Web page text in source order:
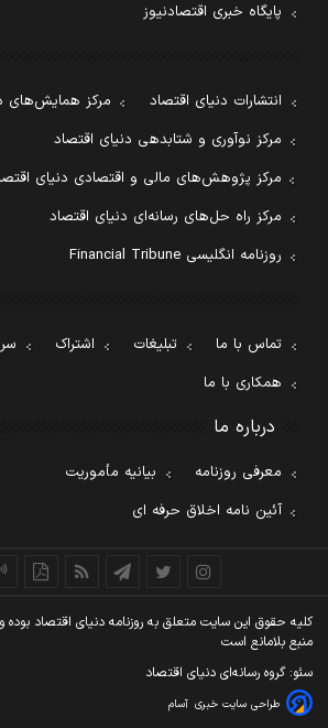
پایگاه خبری اقتصادنیوز
انتشارات دنیای اقتصاد
مرکز همایش‌های
مرکز نوآوری و شتابدهی دنیای اقتصاد
مرکز پژوهش‌های مالی و اقتصادی دنیای
مرکز راه حل‌های رسانه‌ای دنیای اقتصاد
روزنامه انگلیسی Financial Tribune
تماس با ما تبلیغات اشتراک
همکاری با ما
درباره ما
معرفی روزنامه
بیانیه مأموریت
آئین نامه اخلاق حرفه ای
کليه حقوق اين سايت متعلق به روزنامه دنيای اقتصاد بوده
منبع بلامانع است
سئو: گروه رسانه‌ای دنیای اقتصاد
طراحی سایت خبری آسام